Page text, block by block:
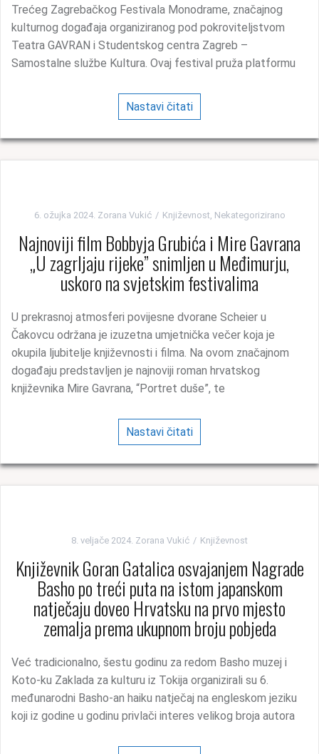
Trećeg Zagrebačkog Festivala Monodrame, značajnog
kulturnog događaja organiziranog pod pokroviteljstvom
Teatra GAVRAN i Studentskog centra Zagreb –
Samostalne službe Kultura. Ovaj festival pruža platformu
Nastavi čitati
6. ožujka 2024. Zorana Vukić Književnost, Nekategorizirano
Najnoviji film Bobbyja Grubića i Mire Gavrana
„U zagrljaju rijeke” snimljen u Međimurju,
uskoro na svjetskim festivalima
U prekrasnoj atmosferi povijesne dvorane Scheier u
Čakovcu održana je izuzetna umjetnička večer koja je
okupila ljubitelje književnosti i filma. Na ovom značajnom
događaju predstavljen je najnoviji roman hrvatskog
književnika Mire Gavrana, “Portret duše”, te
Nastavi čitati
8. veljače 2024. Zorana Vukić Književnost
Književnik Goran Gatalica osvajanjem Nagrade
Basho po treći puta na istom japanskom
natječaju doveo Hrvatsku na prvo mjesto
zemalja prema ukupnom broju pobjeda
Već tradicionalno, šestu godinu za redom Basho muzej i
Koto-ku Zaklada za kulturu iz Tokija organizirali su 6.
međunarodni Basho-an haiku natječaj na engleskom jeziku
koji iz godine u godinu privlači interes velikog broja autora